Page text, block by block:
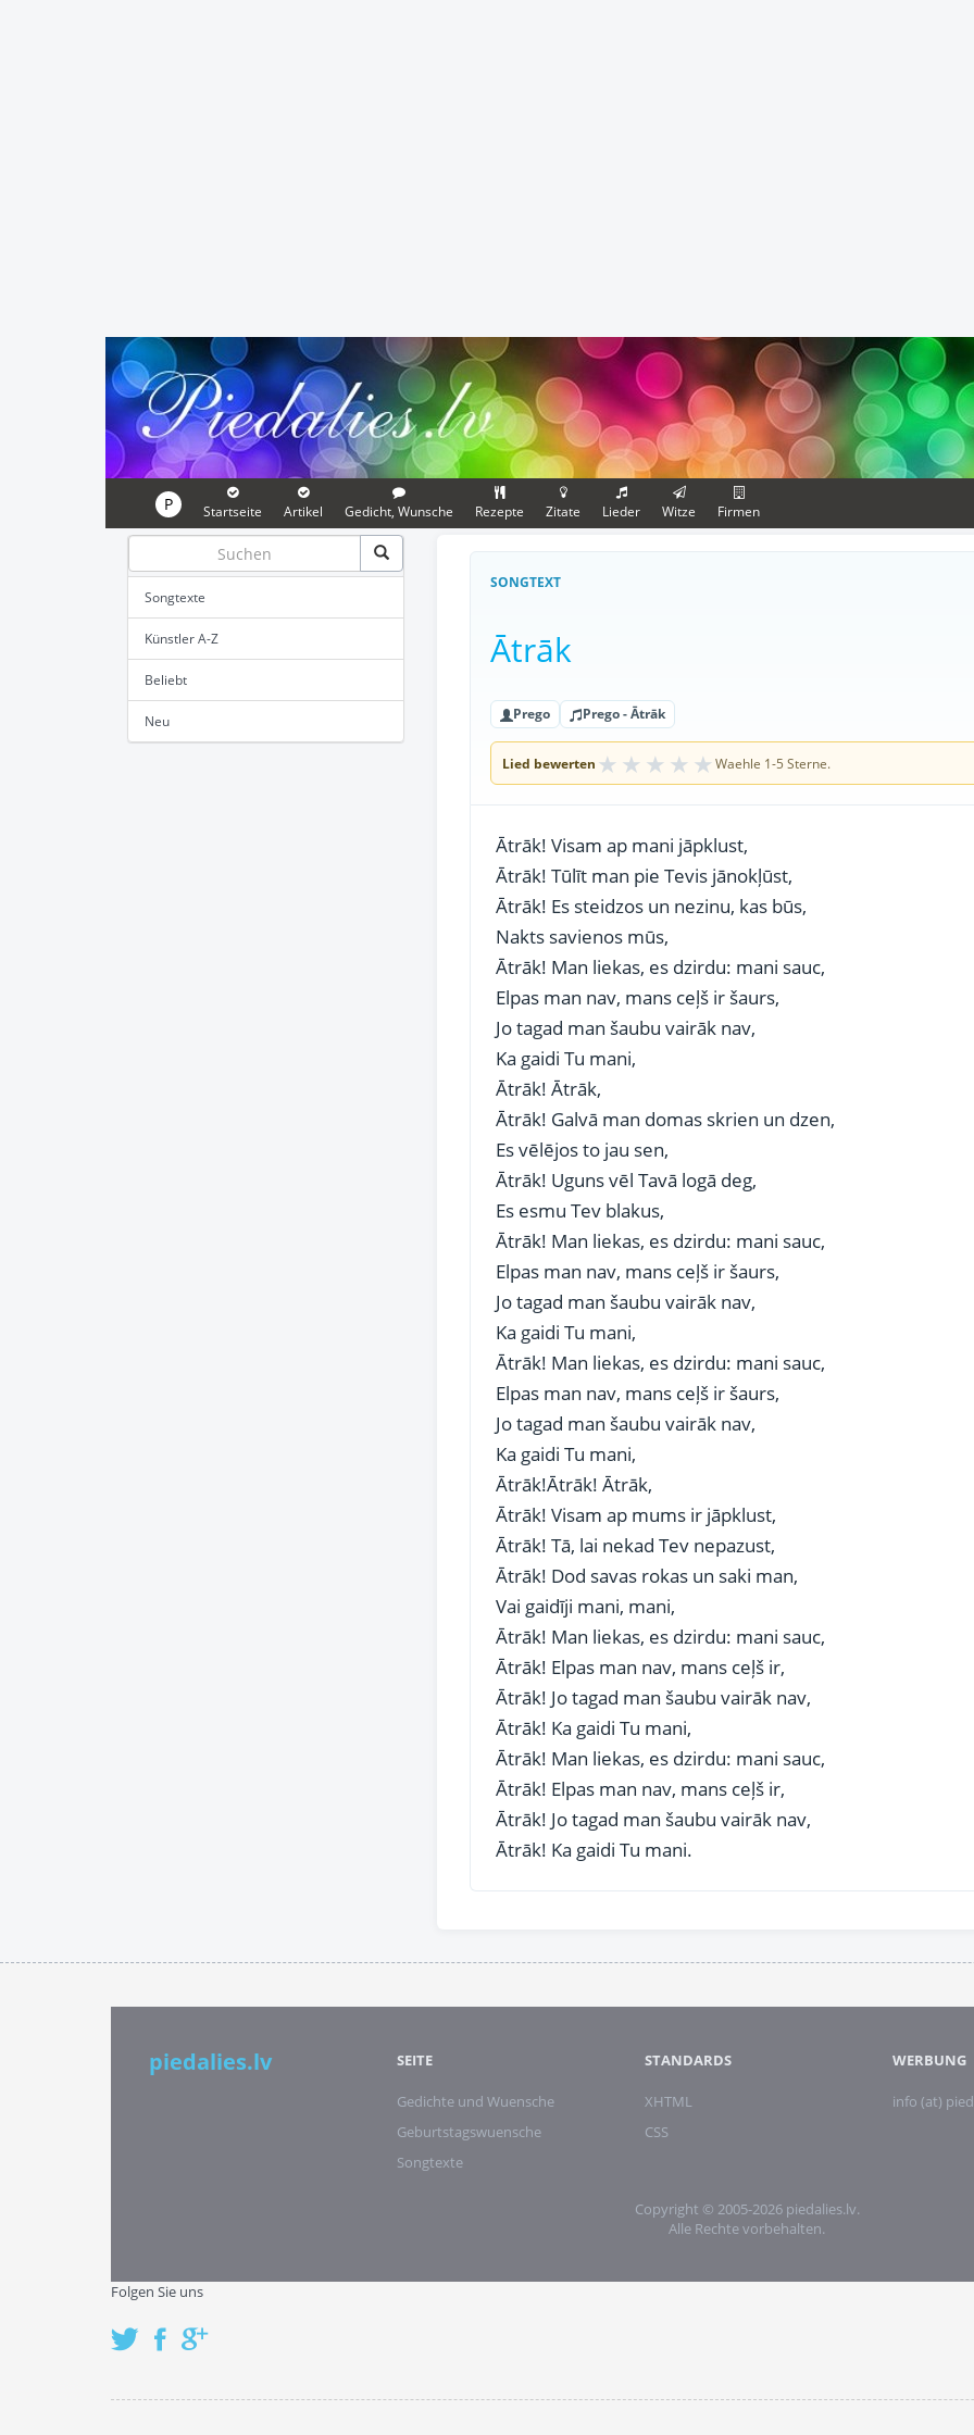
P Startseite Artikel Gedicht, Wunsche Rezepte Zitate Lieder Witze Firmen
Songtexte
Künstler A-Z
Beliebt
Neu
SONGTEXT
Ātrāk
Prego Prego - Ātrāk
Lied bewerten ★ ★ ★ ★ ★ Waehle 1-5 Sterne.
Ātrāk! Visam ap mani jāpklust,
Ātrāk! Tūlīt man pie Tevis jānokļūst,
Ātrāk! Es steidzos un nezinu, kas būs,
Nakts savienos mūs,
Ātrāk! Man liekas, es dzirdu: mani sauc,
Elpas man nav, mans ceļš ir šaurs,
Jo tagad man šaubu vairāk nav,
Ka gaidi Tu mani,
Ātrāk! Ātrāk,
Ātrāk! Galvā man domas skrien un dzen,
Es vēlējos to jau sen,
Ātrāk! Uguns vēl Tavā logā deg,
Es esmu Tev blakus,
Ātrāk! Man liekas, es dzirdu: mani sauc,
Elpas man nav, mans ceļš ir šaurs,
Jo tagad man šaubu vairāk nav,
Ka gaidi Tu mani,
Ātrāk! Man liekas, es dzirdu: mani sauc,
Elpas man nav, mans ceļš ir šaurs,
Jo tagad man šaubu vairāk nav,
Ka gaidi Tu mani,
Ātrāk!Ātrāk! Ātrāk,
Ātrāk! Visam ap mums ir jāpklust,
Ātrāk! Tā, lai nekad Tev nepazust,
Ātrāk! Dod savas rokas un saki man,
Vai gaidīji mani, mani,
Ātrāk! Man liekas, es dzirdu: mani sauc,
Ātrāk! Elpas man nav, mans ceļš ir,
Ātrāk! Jo tagad man šaubu vairāk nav,
Ātrāk! Ka gaidi Tu mani,
Ātrāk! Man liekas, es dzirdu: mani sauc,
Ātrāk! Elpas man nav, mans ceļš ir,
Ātrāk! Jo tagad man šaubu vairāk nav,
Ātrāk! Ka gaidi Tu mani.
piedalies.lv SEITE
Gedichte und Wuensche
Geburtstagswuensche
Songtexte
STANDARDS
XHTML
CSS
WERBUNG
info (at)
Copyright © 2005-2026 piedalies.lv.
Alle Rechte vorbehalten.
Folgen Sie uns